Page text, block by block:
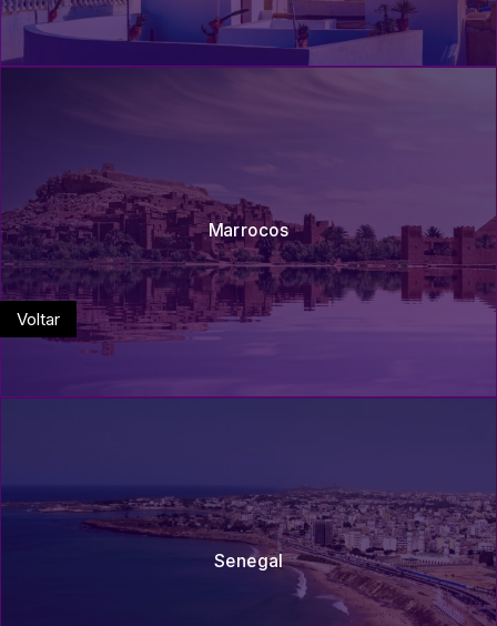
Marrocos
Senegal
Voltar